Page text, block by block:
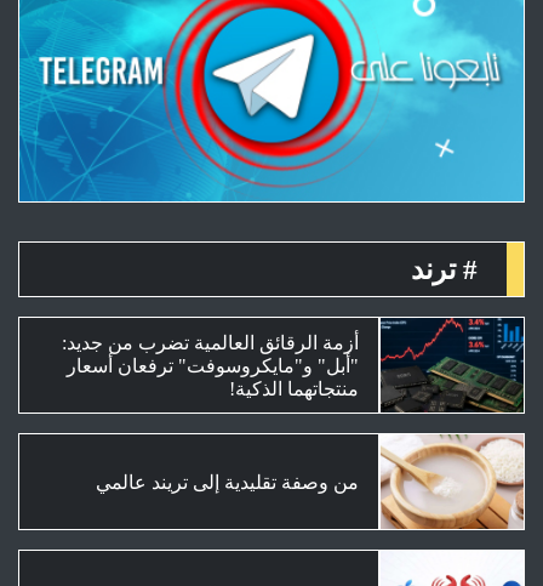
# ترند
أزمة الرقائق العالمية تضرب من جديد:
"أبل" و"مايكروسوفت" ترفعان أسعار
منتجاتهما الذكية!
من وصفة تقليدية إلى تريند عالمي